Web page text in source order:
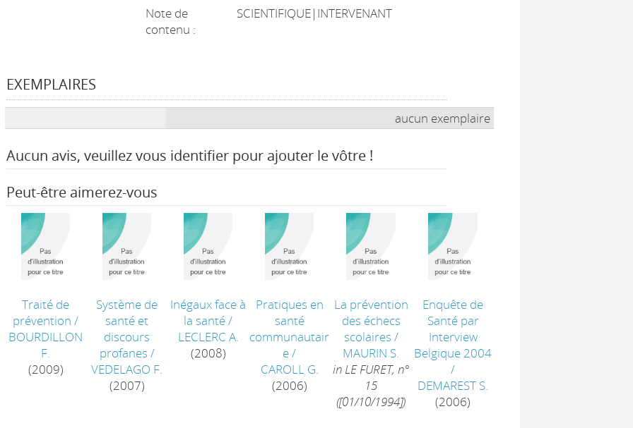
Note de
contenu :
SCIENTIFIQUE|INTERVENANT
EXEMPLAIRES
aucun exemplaire
Aucun avis, veuillez vous identifier pour ajouter le vôtre !
Peut-être aimerez-vous
Traité de
prévention /
BOURDILLON
F.
(2009)
Système de
santé et
discours
profanes /
VEDELAGO F.
(2007)
Inégaux face à
la santé/
LECLERC A.
(2008)
Pratiques en
santé
communautair
e/
CAROLL G.
(2006)
La prévention
des échecs
scolaires /
MAURIN S.
in LE FURET, n°
15
([01/10/1994])
Enquête de
Santé par
Interview
Belgique 2004
/
DEMAREST S.
(2006)